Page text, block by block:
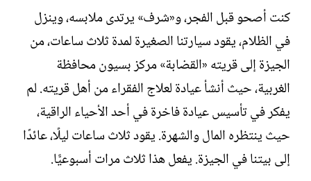
كنت أصحو قبل الفجر، و«شرف» يرتدى ملابسه، وينزل
في الظلام، يقود سيارتنا الصغيرة لمدة ثلاث ساعات، من
الجيزة إلى قريته «القضابة» مركز بسيون محافظة
الغربية، حيث أنشأ عيادة لعلاج الفقراء من أهل قريته. لم
يفكر في تأسيس عيادة فاخرة في أحد الأحياء الراقية،
حيث ينتظره المال والشهرة. يقود ثلاث ساعات ليلًا، عائدًا
إلى بيتنا في الجيزة. يفعل هذا ثلاث مرات أسبوعيًّا.